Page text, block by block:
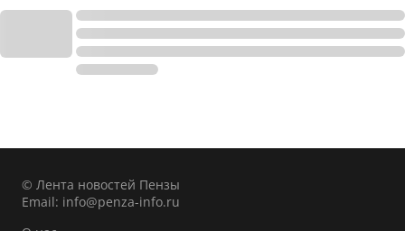
© Лента новостей Пензы
Email: info@penza-info.ru